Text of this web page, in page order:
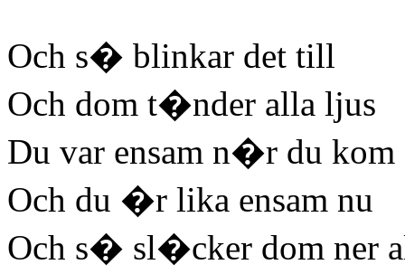
Och s� blinkar det till
Och dom t�nder alla ljus
Du var ensam n�r du kom
Och du �r lika ensam nu
Och s� sl�cker dom ner